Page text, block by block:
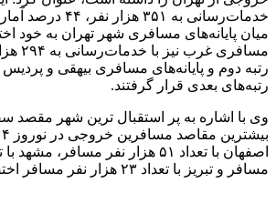
خدمات‌رسانی به ۳۵۱
میان پایانه‌های مسافری شهر تهران به خود
رتبه دوم و پایانه‌های مسافری بیهقی و
رتبه‌های بعدی قرار گرفتند.
وی با اشاره به پر استقبال ترین شهر مقصد
بیشترین مقاصد مسافرین خروجی در نوروز
مسافر و تبریز با تعداد ۲۳ هزار نفر مسافر اختصاص پیدا کرد.